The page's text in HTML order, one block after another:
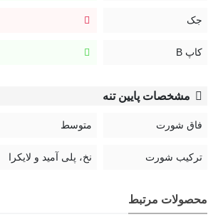
جک
کاپ B
مشخصات پایین تنه
فاق شورت متوسط
ترکیب شورت نخ، پلی آمید و لایکرا
محصولات مرتبط